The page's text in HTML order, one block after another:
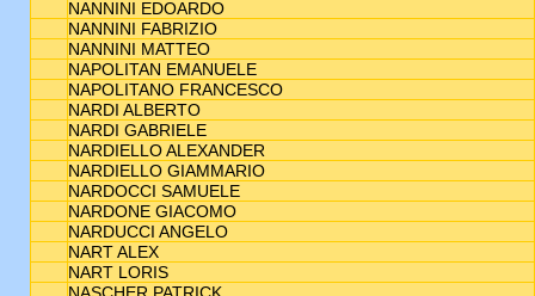
NANNINI EDOARDO
NANNINI FABRIZIO
NANNINI MATTEO
NAPOLITAN EMANUELE
NAPOLITANO FRANCESCO
NARDI ALBERTO
NARDI GABRIELE
NARDIELLO ALEXANDER
NARDIELLO GIAMMARIO
NARDOCCI SAMUELE
NARDONE GIACOMO
NARDUCCI ANGELO
NART ALEX
NART LORIS